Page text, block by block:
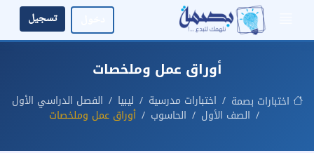
تسجيل
أوراق عمل وملخصات
اختبارات بصمة اختبارات مدرسية ليبيا
الفصل الدراسي الأول
الصف الأول
الحاسوب أوراق عمل وملخصات